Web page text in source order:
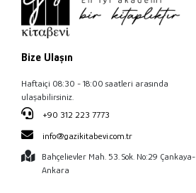
Bize Ulaşın
Haftaiçi 08:30 - 18:00 saatleri arasında
ulaşabilirsiniz.
+90 312 223 7773
info@gazikitabevi.com.tr
Bahçelievler Mah. 53. Sok. No:29 Çankaya-
Ankara